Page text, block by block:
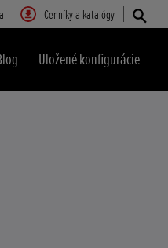
Cenníky a katalógy
Uložené konfigurácie